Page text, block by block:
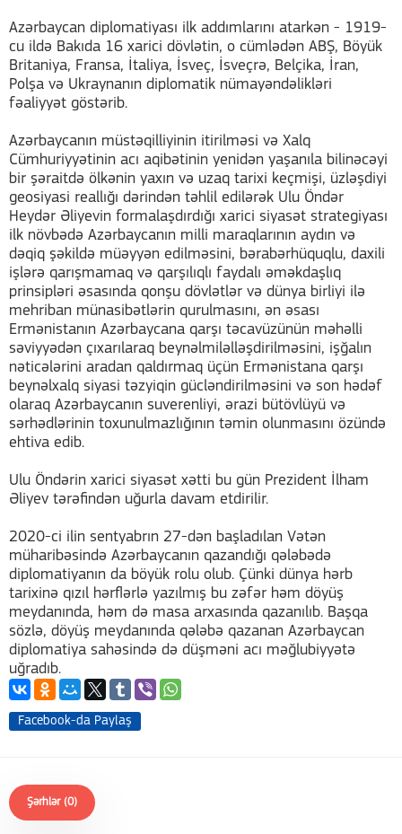
Azərbaycan diplomatiyası ilk addımlarını atarkən - 1919-
cu ildə Bakıda 16 xarici dövlətin, o cümlədən ABŞ, Böyük
Britaniya, Fransa, İtaliya, İsveç, İsveçrə, Belçika, İran,
Polşa və Ukraynanın diplomatik nümayəndəlikləri
fəaliyyət göstərib.
Azərbaycanın müstəqilliyinin itirilməsi və Xalq
Cümhuriyyətinin acı aqibətinin yenidən yaşanıla bilinəcəyi
bir şəraitdə ölkənin yaxın və uzaq tarixi keçmişi, üzləşdiyi
geosiyasi reallığı dərindən təhlil edilərək Ulu Öndər
Heydər Əliyevin formalaşdırdığı xarici siyasət strategiyası
ilk növbədə Azərbaycanın milli maraqlarının aydın və
dəqiq şəkildə müəyyən edilməsini, bərabərhüquqlu, daxili
işlərə qarışmamaq və qarşılıqlı faydalı əməkdaşlıq
prinsipləri əsasında qonşu dövlətlər və dünya birliyi ilə
mehriban münasibətlərin qurulmasını, ən əsası
Ermənistanın Azərbaycana qarşı təcavüzünün məhəlli
səviyyədən çıxarılaraq beynəlmiləlləşdirilməsini, işğalın
nəticələrini aradan qaldırmaq üçün Ermənistana qarşı
beynəlxalq siyasi təzyiqin gücləndirilməsini və son hədəf
olaraq Azərbaycanın suverenliyi, ərazi bütövlüyü və
sərhədlərinin toxunulmazlığının təmin olunmasını özündə
ehtiva edib.
Ulu Öndərin xarici siyasət xətti bu gün Prezident İlham
Əliyev tərəfindən uğurla davam etdirilir.
2020-ci ilin sentyabrın 27-dən başladılan Vətən
müharibəsində Azərbaycanın qazandığı qələbədə
diplomatiyanın da böyük rolu olub. Çünki dünya hərb
tarixinə qızıl hərflərlə yazılmış bu zəfər həm döyüş
meydanında, həm də masa arxasında qazanılıb. Başqa
sözlə, döyüş meydanında qələbə qazanan Azərbaycan
diplomatiya sahəsində də düşməni acı məğlubiyyətə
uğradıb.
Facebook-da Paylaş
Şərhlər (0)